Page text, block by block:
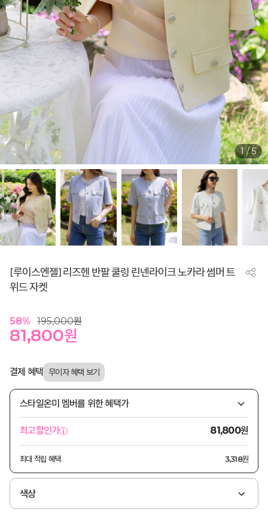
1/5
[루이스엔젤] 리즈헨 반팔 쿨링 린넨라이크 노카라 썸머 트
위드 자켓
58% 195,000원
81,800원
결제 혜택
스타일온미 멤버를 위한 혜택가
최고할인가 81,800원
최대 적립 혜택 3,318원
색상